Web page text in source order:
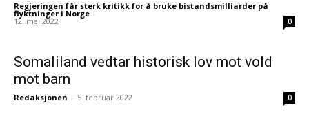
Regjeringen får sterk kritikk for å bruke bistandsmilliarder på
flyktninger i Norge -
12. mai 2022 0
Somaliland vedtar historisk lov mot vold
mot barn
Redaksjonen - 5. februar 2022 0